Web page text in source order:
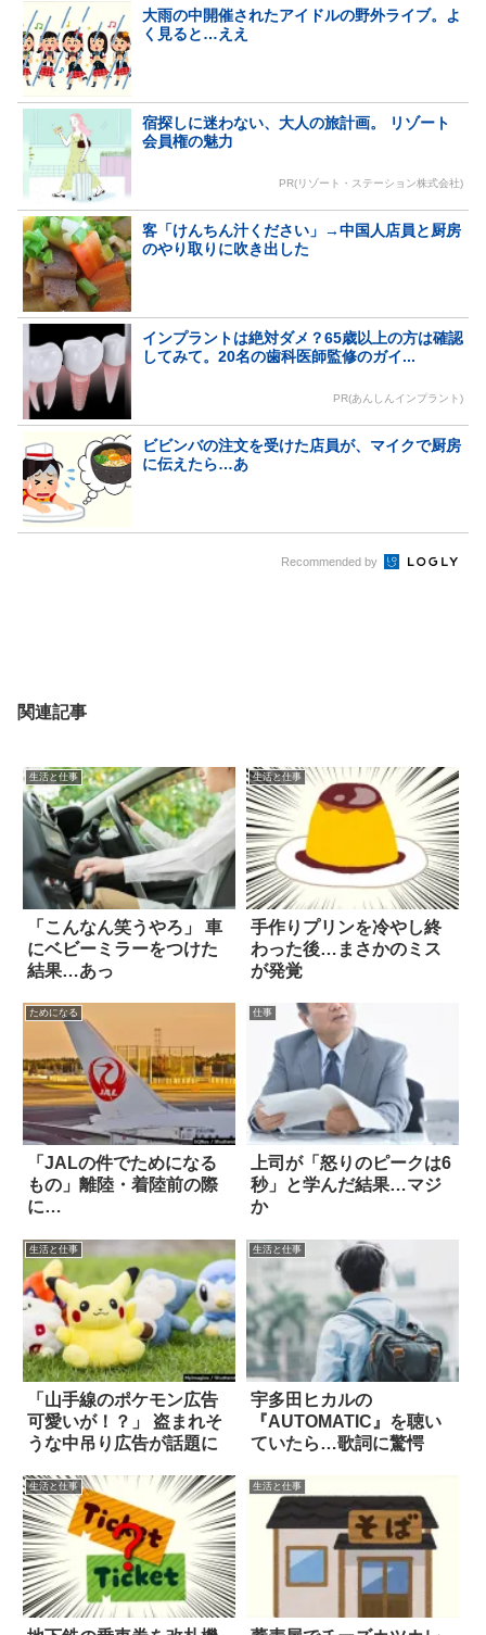
大雨の中開催されたアイドルの野外ライブ。よ
く見ると…ええ
宿探しに迷わない、大人の旅計画。 リゾート
会員権の魅力
PR(リゾート・ステーション株式会社)
客「けんちん汁ください」→中国人店員と厨房
のやり取りに吹き出した
インプラントは絶対ダメ？65歳以上の方は確認
してみて。20名の歯科医師監修のガイ...
PR(あんしんインプラント)
ビビンバの注文を受けた店員が、マイクで厨房
に伝えたら…あ
Recommended by
関連記事
生活と仕事
「こんなん笑うやろ」 車
にベビーミラーをつけた
結果…あっ
生活と仕事
手作りプリンを冷やし終
わった後…まさかのミス
が発覚
ためになる
「JALの件でためになる
もの」離陸・着陸前の際
に…
仕事
上司が「怒りのピークは6
秒」と学んだ結果…マジ
か
生活と仕事
「山手線のポケモン広告
可愛いが！？」 盗まれそ
うな中吊り広告が話題に
生活と仕事
宇多田ヒカルの
『AUTOMATIC』を聴い
ていたら…歌詞に驚愕
生活と仕事 生活と仕事